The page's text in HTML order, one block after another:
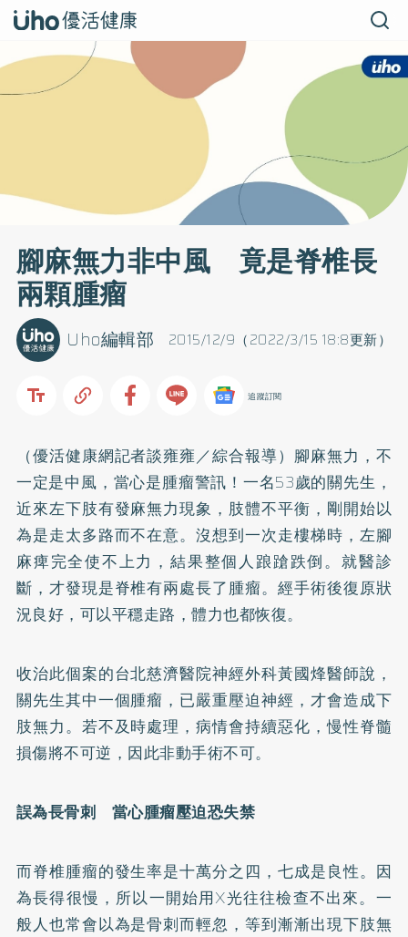
腳麻無力非中風 竟是脊椎長
兩顆腫瘤
2015/12/9（2022/3/15 18:8更新）
Uho編輯部
追蹤訂閱
（優活健康網記者談雍雍／綜合報導）腳麻無力，不
一定是中風 ，當心是腫瘤警訊！一名53歲的關先生，
近來左下肢有發麻無力現象，肢體不平衡，剛開始以
為是走太多路而不在意。沒想到一次走樓梯時，左腳
麻痺完全使不上力，結果整個人踉蹌跌倒。就醫診
斷，才發現是脊椎有兩處長了腫瘤。經手術後復原狀
況良好，可以平穩走路，體力也都恢復。
收治此個案的台北慈濟醫院神經外科黃國烽醫師說，
關先生其中一個腫瘤，已嚴重壓迫神經，才會造成下
肢無力。若不及時處理，病情會持續惡化，慢性脊髓
損傷將不可逆，因此非動手術不可。
誤為長骨刺 當心腫瘤壓迫恐失禁
而脊椎腫瘤的發生率是十萬分之四，七成是良性。因
為長得很慢，所以一開始用X光往往檢查不出來。一
般人也常會以為是骨刺而輕忽，等到漸漸出現下肢無